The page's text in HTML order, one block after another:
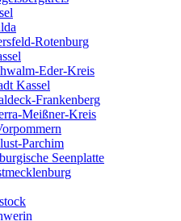
Rotenburg
Eder-Kreis
Kassel
Frankenberg
Meißner-Kreis
Parchim
Seenplatte